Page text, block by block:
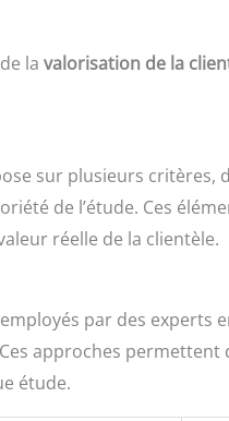
la valorisation de la
sur plusieurs
de l’étude. Ces
réelle de la clientèle.
par des experts
approches
étude.